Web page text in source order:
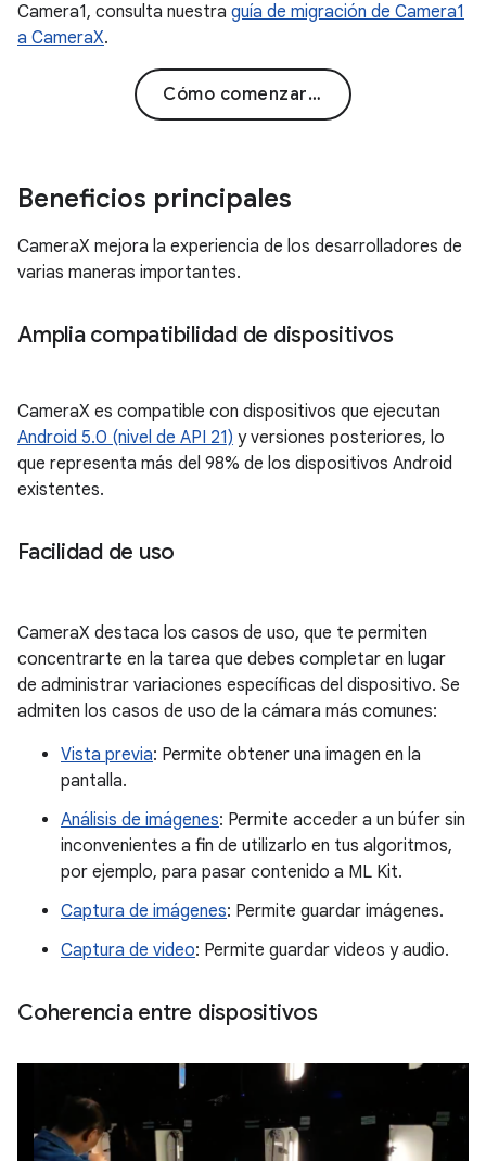
Camera1, consulta nuestra guía de migración de Camera1
a CameraX.
Cómo comenzar a usar CameraX
Beneficios principales
CameraX mejora la experiencia de los desarrolladores de
varias maneras importantes.
Amplia compatibilidad de dispositivos
CameraX es compatible con dispositivos que ejecutan
Android 5.0 (nivel de API 21) y versiones posteriores, lo
que representa más del 98% de los dispositivos Android
existentes.
Facilidad de uso
CameraX destaca los casos de uso, que te permiten
concentrarte en la tarea que debes completar en lugar
de administrar variaciones específicas del dispositivo. Se
admiten los casos de uso de la cámara más comunes:
Vista previa: Permite obtener una imagen en la
pantalla.
Análisis de imágenes: Permite acceder a un búfer sin
inconvenientes a fin de utilizarlo en tus algoritmos,
por ejemplo, para pasar contenido a ML Kit.
Captura de imágenes: Permite guardar imágenes.
Captura de video: Permite guardar videos y audio.
Coherencia entre dispositivos